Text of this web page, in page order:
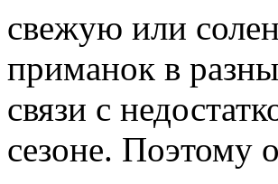
свежую или
приманок в
связи с
сезоне. Поэтому